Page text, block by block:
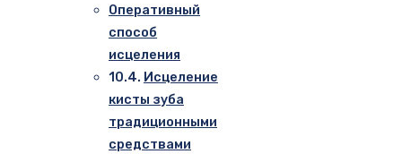
Оперативный
способ
исцеления
Исцеление
кисты зуба
традиционными
средствами